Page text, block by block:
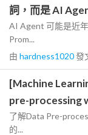
詞，而是 AI
AI Agent 可能是近
Prom...
由 hardness1020發
[Machine
pre-processing
了解Data Pre-
的...